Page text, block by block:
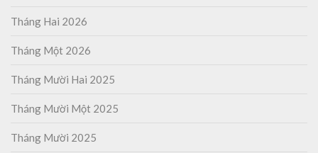
Tháng Hai 2026
Tháng Một 2026
Tháng Mười Hai 2025
Tháng Mười Một 2025
Tháng Mười 2025